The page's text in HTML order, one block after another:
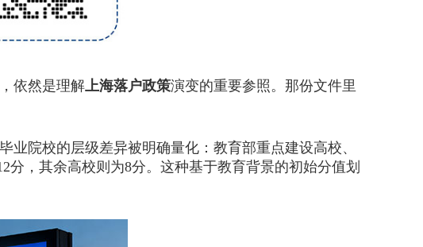
依然是理解上海落户政策演变的重要参照。那份文件里
院校的层级差异被明确量化：教育部重点建设高校、
分，其余高校则为8分。这种基于教育背景的初始分值划